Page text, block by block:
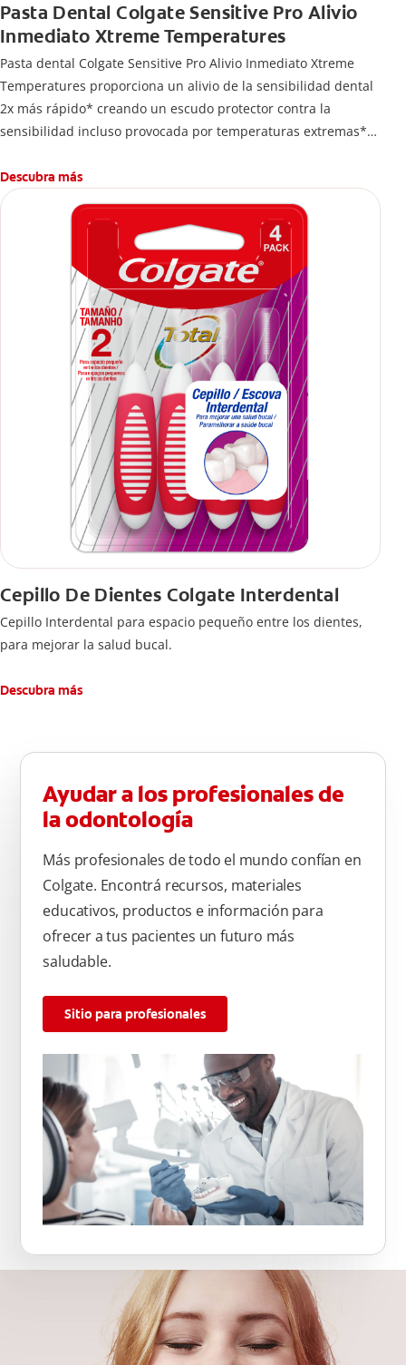
Pasta Dental Colgate Sensitive Pro Alivio
Inmediato Xtreme Temperatures
Pasta dental Colgate Sensitive Pro Alivio Inmediato Xtreme
Temperatures proporciona un alivio de la sensibilidad dental
2x más rápido* creando un escudo protector contra la
sensibilidad incluso provocada por temperaturas extremas**.
estudios clínicos publicados
**Con uso regularr
Descubra más
Cepillo De Dientes Colgate Interdental
Cepillo Interdental para espacio pequeño entre los dientes,
para mejorar la salud bucal.
Descubra más
Ayudar a los profesionales de
la odontología
Más profesionales de todo el mundo confían en
Colgate. Encontrá recursos, materiales
educativos, productos e información para
ofrecer a tus pacientes un futuro más
saludable.
Sitio para profesionales